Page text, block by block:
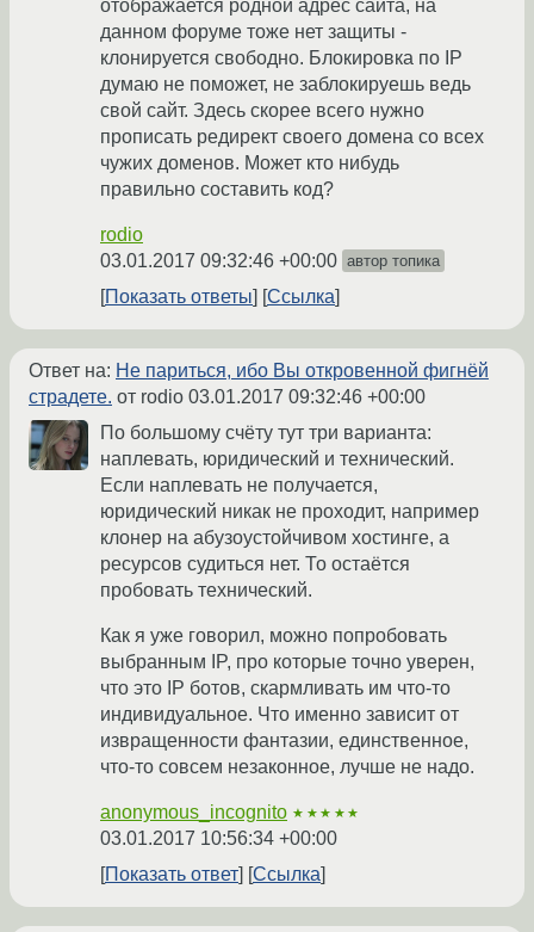
отображается родной адрес сайта, на
данном форуме тоже нет защиты -
клонируется свободно. Блокировка по IP
думаю не поможет, не заблокируешь ведь
свой сайт. Здесь скорее всего нужно
прописать редирект своего домена со всех
чужих доменов. Может кто нибудь
правильно составить код?
rodio
03.01.2017 09:32:46 +00:00 автор топика
Показать ответы Ссылка
Ответ на: Не париться, ибо Вы откровенной фигнёй
страдете. от rodio 03.01.2017 09:32:46 +00:00
По большому счёту тут три варианта:
наплевать, юридический и технический.
Если наплевать не получается,
юридический никак не проходит, например
клонер на абузоустойчивом хостинге, а
ресурсов судиться нет. То остаётся
пробовать технический.
Как я уже говорил, можно попробовать
выбранным IP, про которые точно уверен,
что это IP ботов, скармливать им что-то
индивидуальное. Что именно зависит от
извращенности фантазии, единственное,
что-то совсем незаконное, лучше не надо.
anonymous_incognito ★★★★★
03.01.2017 10:56:34 +00:00
Показать ответ
Ссылка